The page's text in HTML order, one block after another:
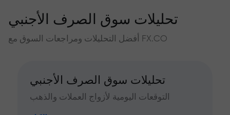
تحليلات سوق الصرف الأجنبي
أفضل التحليلات ومراجعات السوق مع FX.CO
تحليلات سوق الصرف الأجنبي
التوقعات اليومية لأزواج العملات والذهب